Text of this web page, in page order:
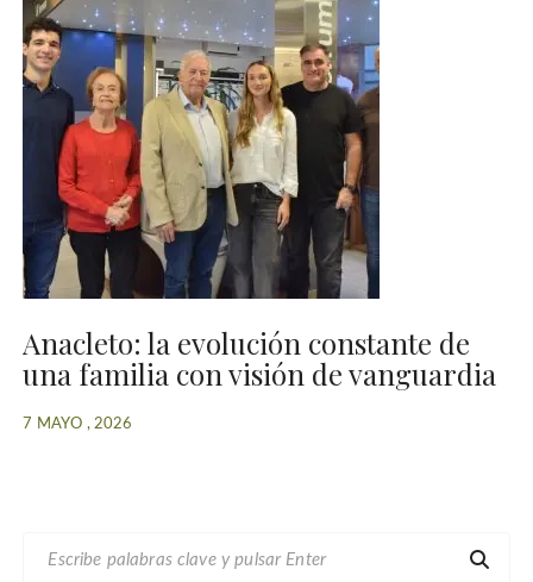
Anacleto: la evolución constante de
una familia con visión de vanguardia
7 MAYO , 2026